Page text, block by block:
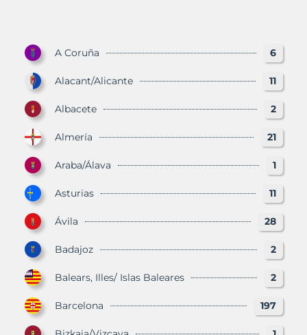
A Coruña 6
Alacant/Alicante 11
Albacete 2
Almería 21
Araba/Álava 1
Asturias 11
Ávila 28
Badajoz 2
Balears, Illes/ Islas Baleares 2
Barcelona 197